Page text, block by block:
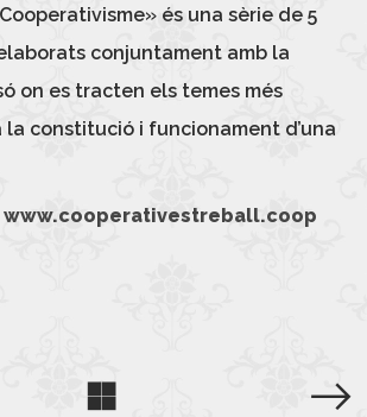
és una sèrie de 5
conjuntament amb la
on es tracten els temes més
la constitució i funcionament d’una
www.cooperativestreball.coop